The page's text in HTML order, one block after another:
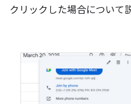
クリックした場合について